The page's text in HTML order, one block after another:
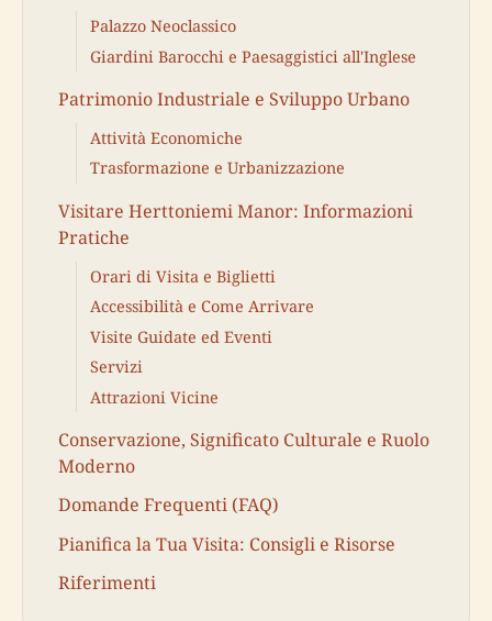
Palazzo Neoclassico
Giardini Barocchi e Paesaggistici all'Inglese
Patrimonio Industriale e Sviluppo Urbano
Attività Economiche
Trasformazione e Urbanizzazione
Visitare Herttoniemi Manor: Informazioni
Pratiche
Orari di Visita e Biglietti
Accessibilità e Come Arrivare
Visite Guidate ed Eventi
Servizi
Attrazioni Vicine
Conservazione, Significato Culturale e Ruolo
Moderno
Domande Frequenti (FAQ)
Pianifica la Tua Visita: Consigli e Risorse
Riferimenti